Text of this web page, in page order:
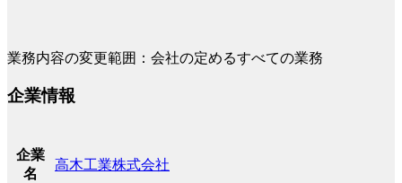
業務内容の変更範囲：会社の定めるすべての業務
企業情報
企業
名
高木工業株式会社